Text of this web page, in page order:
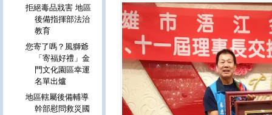
拒絕毒品戕害 地區
後備指揮部法治
教育
您寄了嗎？風獅爺
「寄福好禮」金
門文化園區幸運
名單出爐
地區轄屬後備輔導
幹部慰問救災國